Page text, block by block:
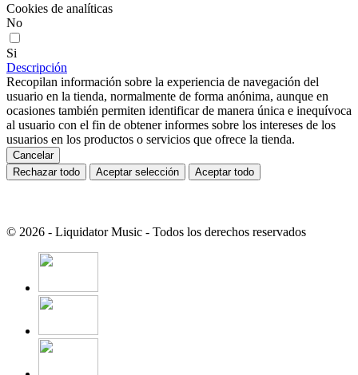
Cookies de analíticas
No
Si
Descripción
Recopilan información sobre la experiencia de navegación del
usuario en la tienda, normalmente de forma anónima, aunque en
ocasiones también permiten identificar de manera única e inequívoca
al usuario con el fin de obtener informes sobre los intereses de los
usuarios en los productos o servicios que ofrece la tienda.
Cancelar
Rechazar todo
Aceptar selección Aceptar todo
© 2026 - Liquidator Music - Todos los derechos reservados